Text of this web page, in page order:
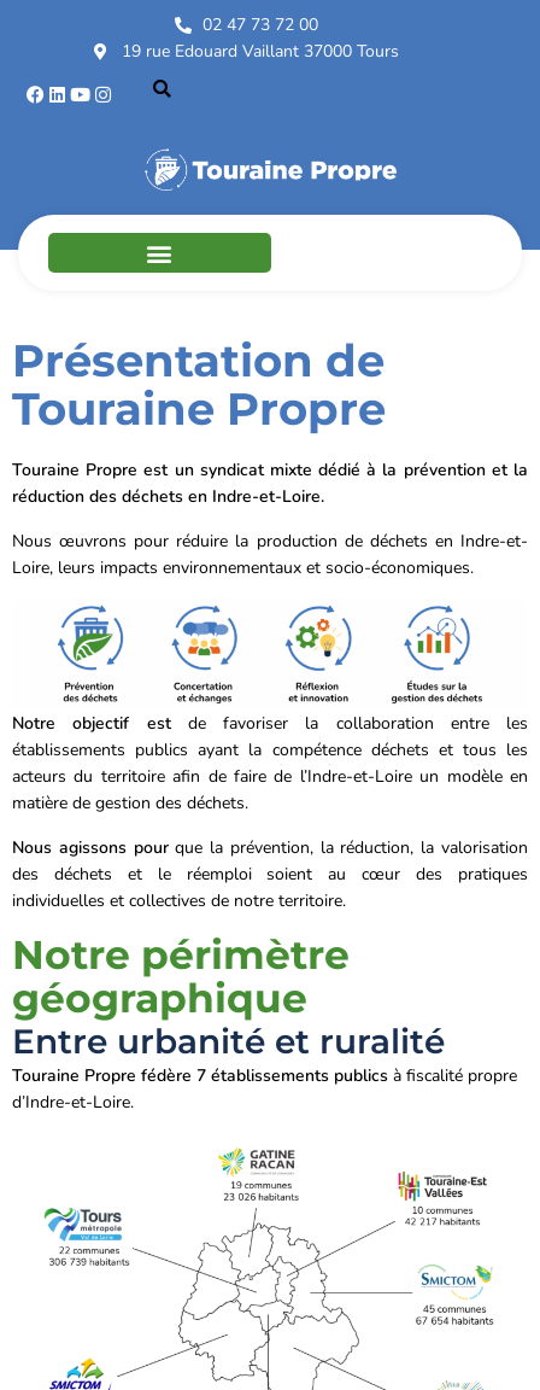
02 47 73 72 00
19 rue Edouard Vaillant 37000 Tours
Présentation de
Touraine Propre
Touraine Propre est un syndicat mixte dédié à la prévention et la
réduction des déchets en Indre-et-Loire.
Nous œuvrons pour réduire la production de déchets en Indre-et-
Loire, leurs impacts environnementaux et socio-économiques.
Notre objectif estde favoriser la collaboration entre les
établissements publics ayant la compétence déchets et tous les
acteurs du territoire afin de faire de l’Indre-et-Loire un modèle en
matière de gestion des déchets.
Nous agissons pourque la prévention, la réduction, la valorisation
des déchets et le réemploi soient au cœur des pratiques
individuelles et collectives de notre territoire.
Notre périmètre
géographique
Entre urbanité et ruralité
Touraine Propre fédère 7 établissements publics à fiscalité propre
d’Indre-et-Loire.